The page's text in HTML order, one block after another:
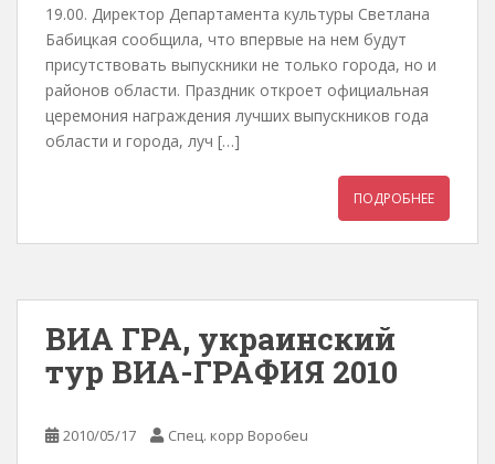
19.00. Директор Департамента культуры Светлана
Бабицкая сообщила, что впервые на нем будут
присутствовать выпускники не только города, но и
районов области. Праздник откроет официальная
церемония награждения лучших выпускников года
области и города, луч […]
ПОДРОБНЕЕ
ВИА ГРА, украинский
тур ВИА-ГРАФИЯ 2010
2010/05/17 Спец. корр Bopo6eu